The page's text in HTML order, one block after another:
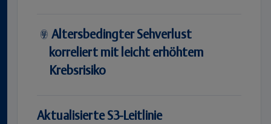
Altersbedingter Sehverlust
korreliert mit leicht erhöhtem
Krebsrisiko
Aktualisierte S3-Leitlinie